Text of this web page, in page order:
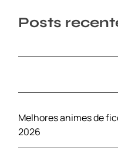
Posts
Melhores animes de
2026